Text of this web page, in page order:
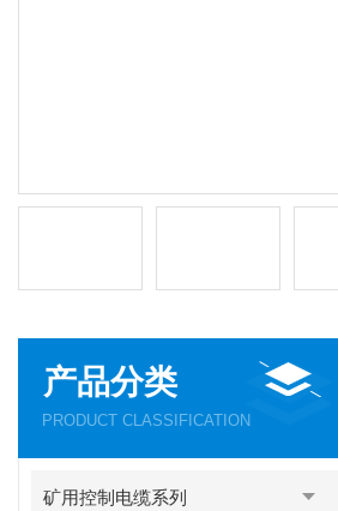
产品分类
PRODUCT CLASSIFICATION
矿用控制电缆系列